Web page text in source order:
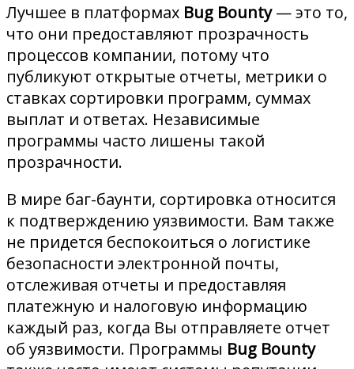
Лучшее в платформах Bug Bounty— это то,
что они предоставляют прозрачность
процессов компании, потому что
публикуют открытые отчеты, метрики о
ставках сортировки программ, суммах
выплат и ответах. Независимые
программы часто лишены такой
прозрачности.
В мире баг-баунти, сортировка относится
к подтверждению уязвимости. Вам также
не придется беспокоиться о логистике
безопасности электронной почты,
отслеживая отчеты и предоставляя
платежную и налоговую информацию
каждый раз, когда Вы отправляете отчет
об уязвимости. Программы Bug Bounty